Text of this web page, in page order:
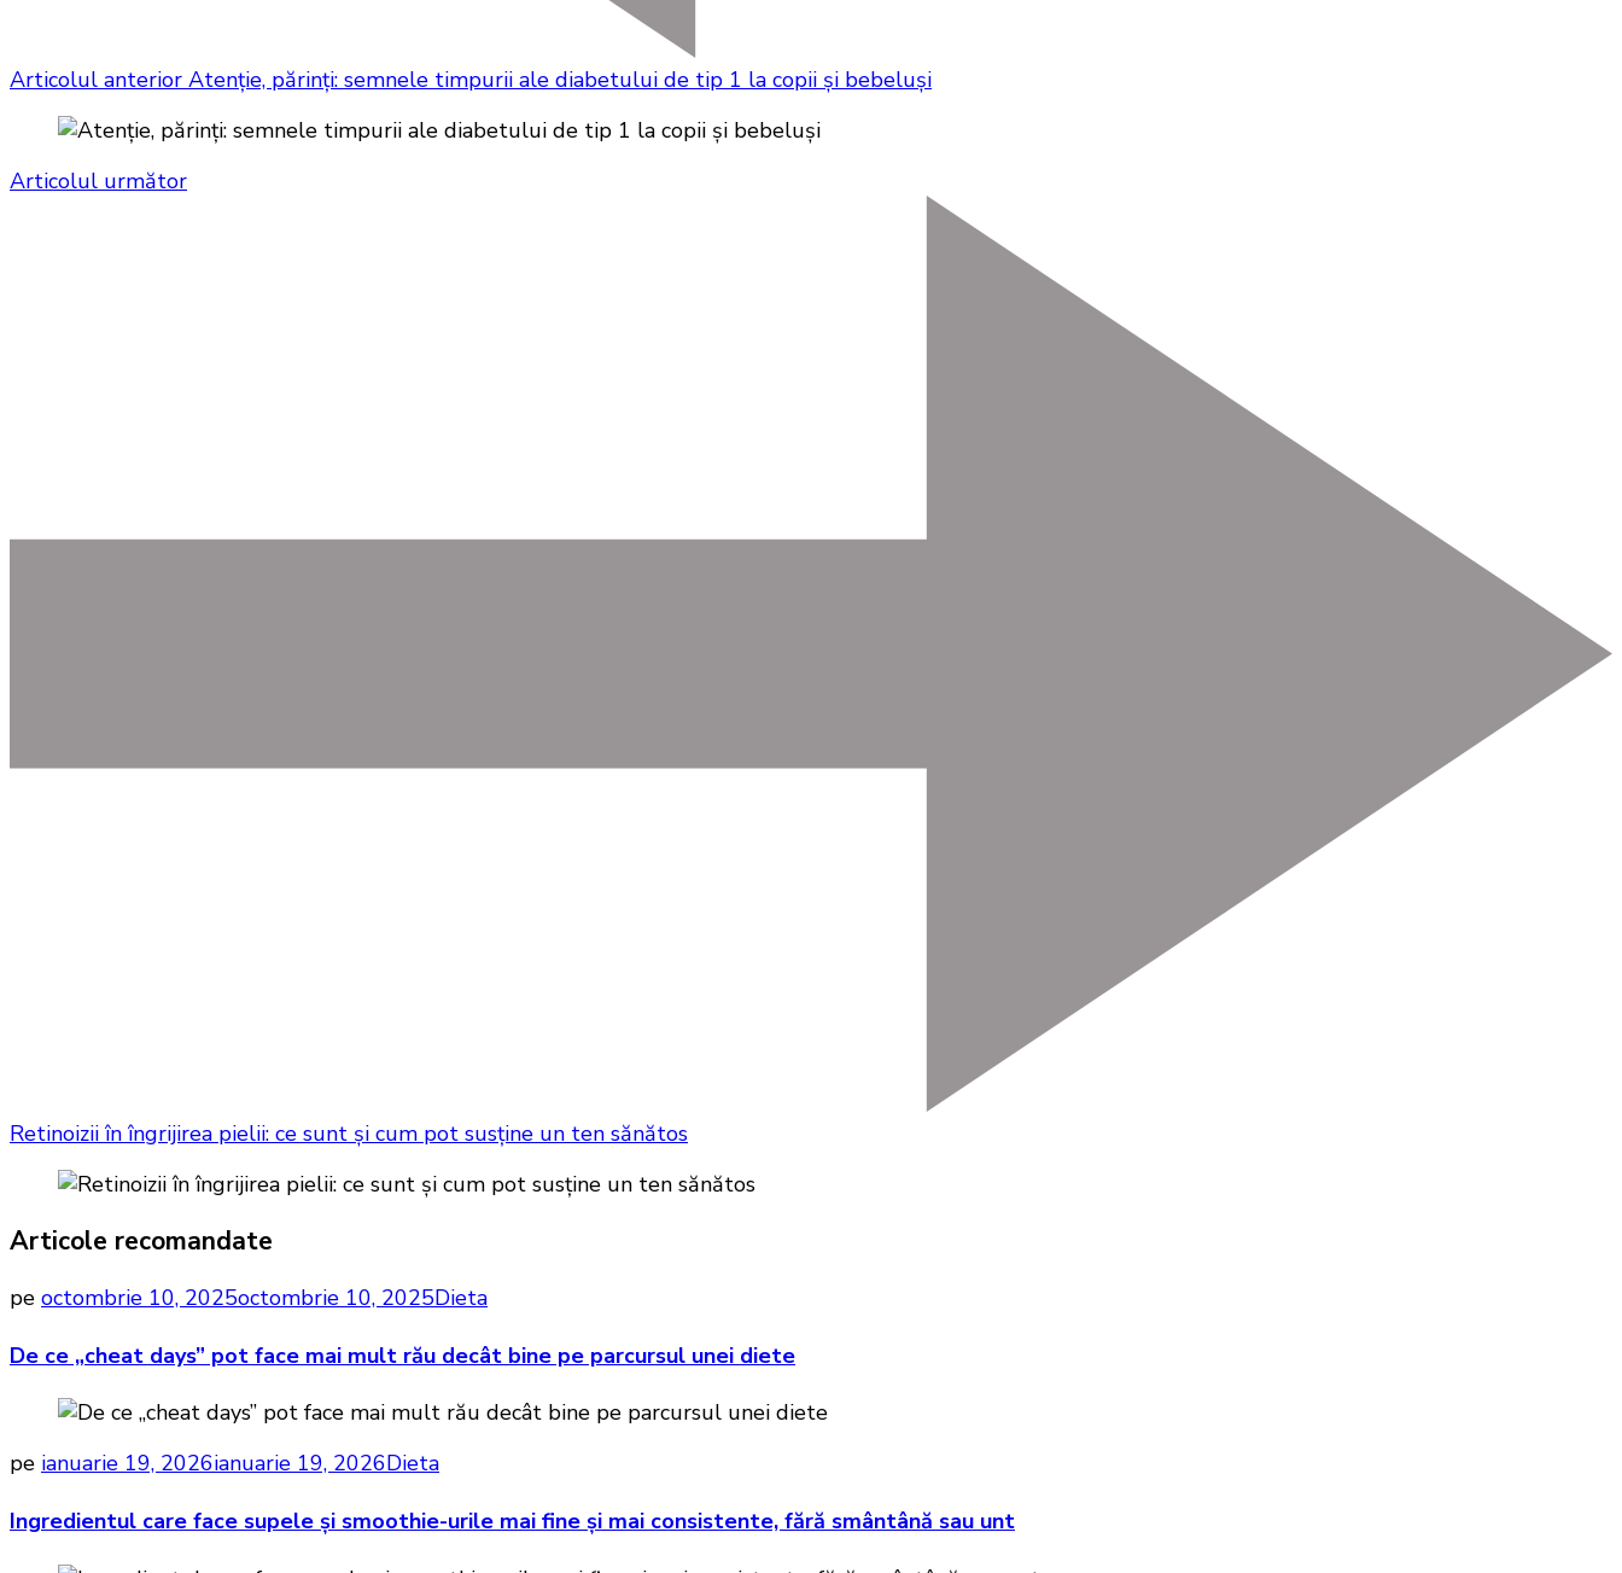
Articolul anterior Atenție, părinți: semnele timpurii ale diabetului de tip 1 la copii și bebeluși
Articolul următor
Retinoizii în îngrijirea pielii: ce sunt și cum pot susține un ten sănătos
Articole recomandate
pe octombrie 10, 2025octombrie 10, 2025Dieta
De ce „cheat days” pot face mai mult rău decât bine pe parcursul unei diete
pe ianuarie 19, 2026ianuarie 19, 2026Dieta
Ingredientul care face supele și smoothie-urile mai fine și mai consistente, fără smântână sau unt